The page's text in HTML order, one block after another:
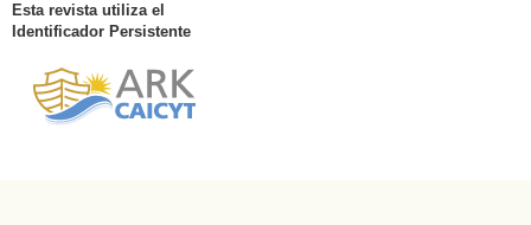
Esta revista utiliza el
Identificador Persistente